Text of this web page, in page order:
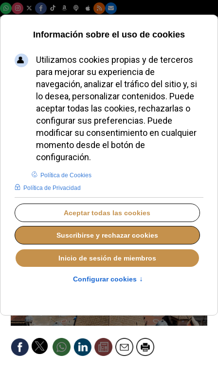
León XIV sorprende
a las carmelitas en
Roma con flores y
humor celestial
REDACCIÓN
RESUMEN DE PRENSA SEMANAL
JUEVES, 11 SEPTIEMBRE 2025 08:30